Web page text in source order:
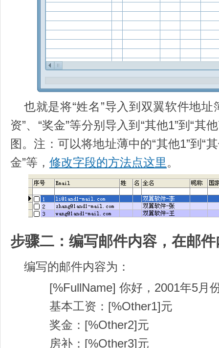
也就是将“姓名”导入到双翼软件地址
资”、“奖金”等分别导入到“其他1”到“其
图。注：可以将地址薄中的“其他1”到“
金”等， 修改字段的方法点这里。
步骤二：编写邮件内容，在邮
编写的邮件内容为：
[%FullName] 你好，2001年5月
基本工资：[%Other1]元
奖金：[%Other2]元
房补：[%Other3]元